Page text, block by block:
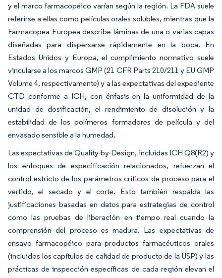
y el marco farmacopéico varían según la región. La FDA suele
referirse a ellas como películas orales solubles, mientras que la
Farmacopea Europea describe láminas de una o varias capas
diseñadas para dispersarse rápidamente en la boca. En
Estados Unidos y Europa, el cumplimiento normativo suele
vincularse a los marcos GMP (21 CFR Parts 210/211 y EU GMP
Volume 4, respectivamente) y a las expectativas del expediente
CTD conforme a ICH, con énfasis en la uniformidad de la
unidad de dosificación, el rendimiento de disolución y la
estabilidad de los polímeros formadores de película y del
envasado sensible a la humedad.
Las expectativas de Quality-by-Design, incluidas ICH Q8(R2) y
los enfoques de especificación relacionados, refuerzan el
control estricto de los parámetros críticos de proceso para el
vertido, el secado y el corte. Esto también respalda las
justificaciones basadas en datos para estrategias de control
como las pruebas de liberación en tiempo real cuando la
comprensión del proceso es madura. Las expectativas de
ensayo farmacopéico para productos farmacéuticos orales
(incluidos los capítulos de calidad de producto de la USP) y las
prácticas de inspección específicas de cada región elevan el